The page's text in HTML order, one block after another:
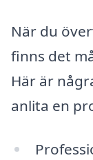
När du
finns det
Här är
anlita en